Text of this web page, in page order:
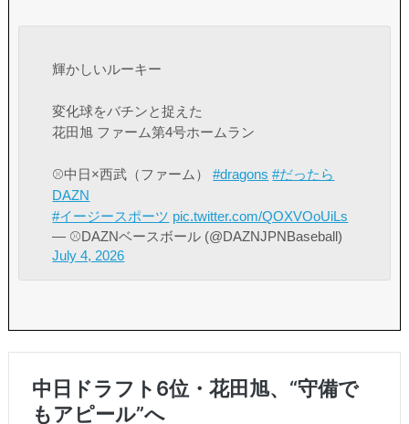
輝かしいルーキー
変化球をバチンと捉えた
花田旭 ファーム第4号ホームラン
⚾️中日×西武（ファーム）#dragons #だったら
DAZN
#イージースポーツ pic.twitter.com/QOXVOoUiLs
— ⚾️DAZNベースボール (@DAZNJPNBaseball)
July 4, 2026